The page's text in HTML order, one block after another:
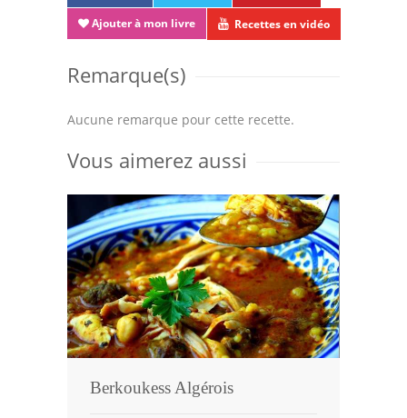
Ajouter à mon livre Recettes en vidéo
Remarque(s)
Aucune remarque pour cette recette.
Vous aimerez aussi
Berkoukess Algérois